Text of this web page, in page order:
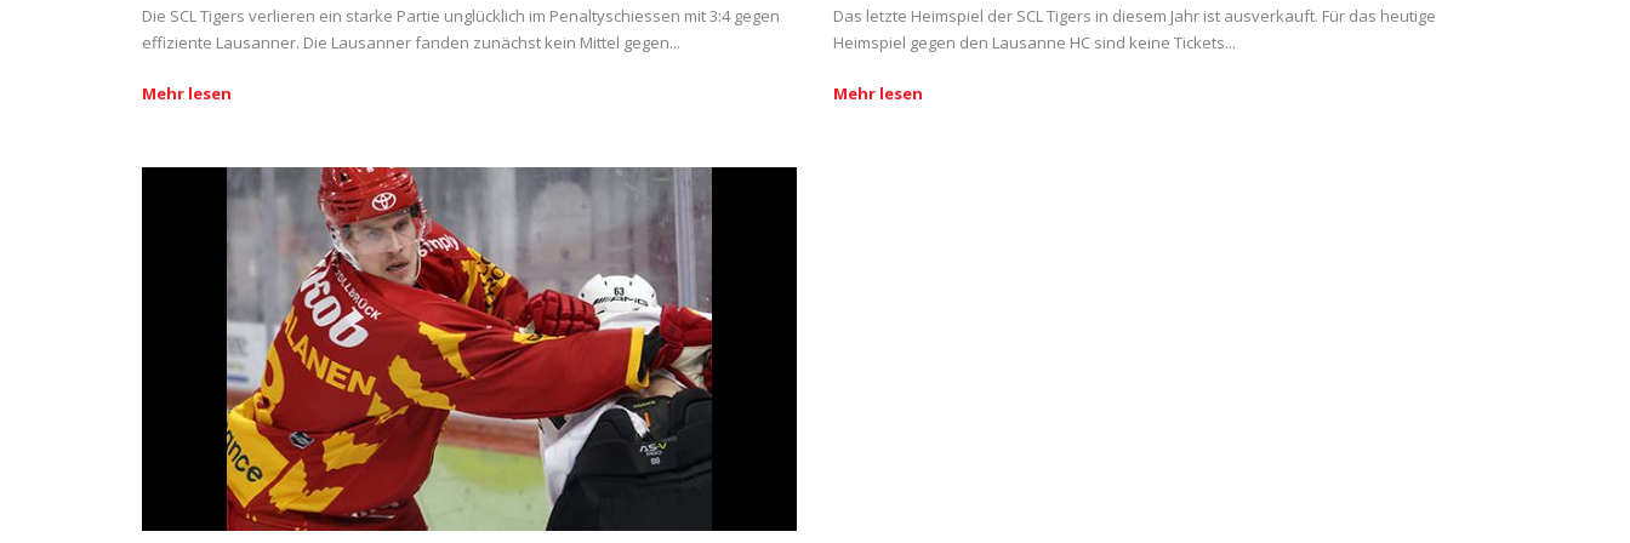
Die SCL Tigers verlieren ein starke Partie unglücklich im Penaltyschiessen mit 3:4 gegen
effiziente Lausanner. Die Lausanner fanden zunächst kein Mittel gegen...
Mehr lesen
Das letzte Heimspiel der SCL Tigers in diesem Jahr ist ausverkauft. Für das heutige
Heimspiel gegen den Lausanne HC sind keine Tickets...
Mehr lesen